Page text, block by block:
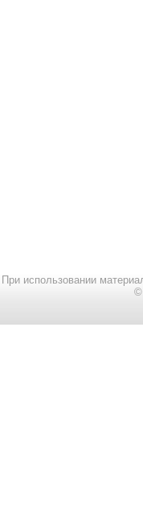
При использовании